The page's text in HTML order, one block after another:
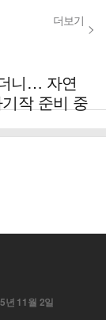
더보기
니… 자연
작 준비 중
년 11월 2일